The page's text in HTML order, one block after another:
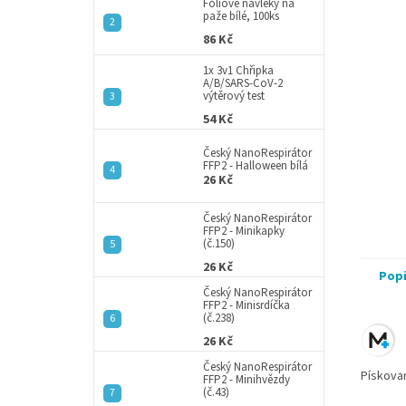
paže bílé, 100ks
86 Kč
1x 3v1 Chřipka
A/B/SARS-CoV-2
výtěrový test
54 Kč
Český NanoRespirátor
FFP2 - Halloween bílá
26 Kč
Český NanoRespirátor
FFP2 - Minikapky
(č.150)
26 Kč
Český NanoRespirátor
FFP2 - Minisrdíčka
(č.238)
26 Kč
Český NanoRespirátor
FFP2 - Minihvězdy
(č.43)